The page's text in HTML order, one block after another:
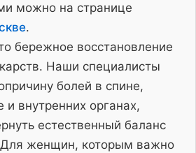
можно на странице
.
бережное восстановление
Наши специалисты
болей в спине,
и внутренних органах,
естественный баланс
женщин, которым важно